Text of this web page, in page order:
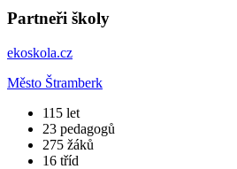
Partneři školy
ekoskola.cz
Město Štramberk
​115 let
23 pedagogů
275 žáků
16 tříd